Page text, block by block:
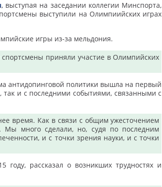
, выступая на заседании коллегии Минспорта,
выступили на Олимпиийских играх
игры из-за мельдония.
приняли участие в Олимпийских
антидопинговой политики вышла на первый
и с последними событиями, связанными с
время. Как в связи с общим ужесточением
Мы много сделали, но, судя по последним
и с точки зрения науки, и с точки
рассказал о возникших трудностях и